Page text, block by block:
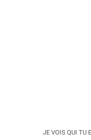
JE VOIS QUI TU